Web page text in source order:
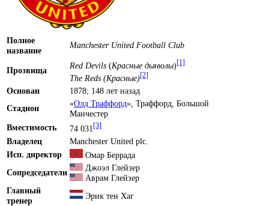
Полное
название
Manchester United Football Club
Прозвища
Red Devils (Красные дьяволы)[1]
The Reds (Красные)[2]
Основан 1878; 148 лет назад
Стадион
«Олд Траффорд», Траффорд Большой
Манчестер
Вместимость
74 031[3]
Владелец
Manchester United plc.
Исп. директор
Омар Беррада
Сопредседатели
Джоэл Глейзер
Аврам Глейзер
Главный
тренер
Эрик тен Хаг